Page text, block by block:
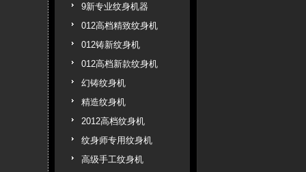
9新专业纹身机器
012高档精致纹身机
012铸新纹身机
012高档新款纹身机
幻铸纹身机
精造纹身机
2012高档纹身机
纹身师专用纹身机
高级手工纹身机